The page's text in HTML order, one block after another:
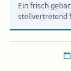
Ein frisch
stellvertretend